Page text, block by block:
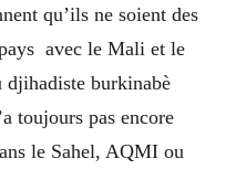
qu’ils ne soient des
avec le Mali et le
djihadiste burkinabè
toujours pas encore
le Sahel, AQMI ou